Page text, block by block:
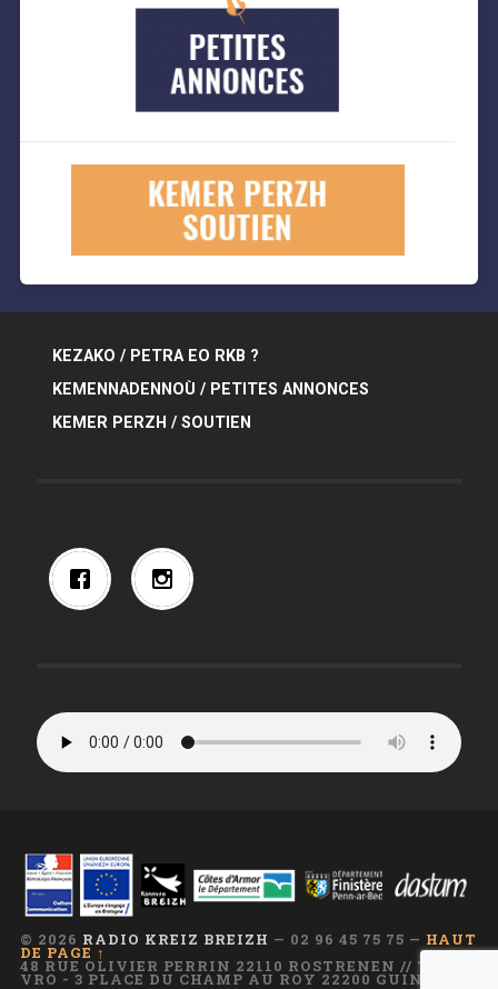
KEZAKO / PETRA EO RKB ?
KEMENNADENNOÙ / PETITES ANNONCES
KEMER PERZH / SOUTIEN
© 2026 RADIO KREIZ BREIZH — 02 96 45 75 75 — HAUT
DE PAGE ↑
48 RUE OLIVIER PERRIN 22110 ROSTRENEN // TI AR
VRO - 3 PLACE DU CHAMP AU ROY 22200 GUINGAMP